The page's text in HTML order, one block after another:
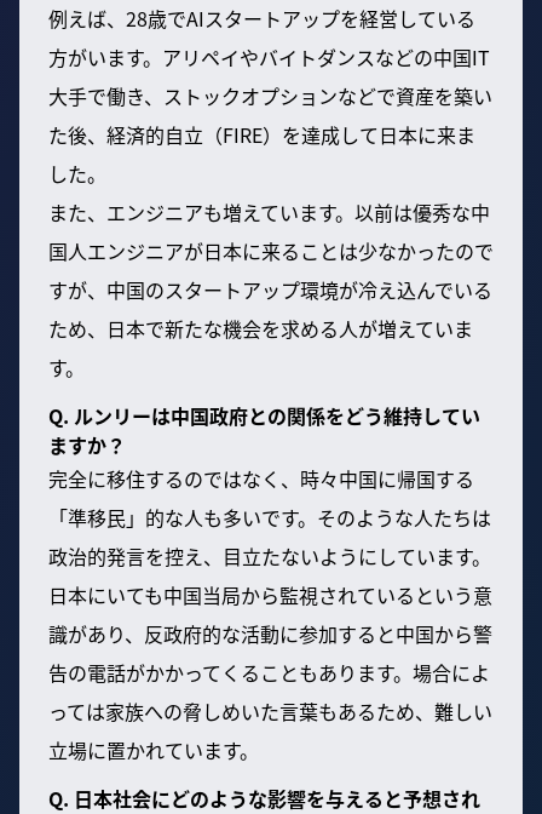
例えば、28歳でAIスタートアップを経営している
方がいます。アリペイやバイトダンスなどの中国IT
大手で働き、ストックオプションなどで資産を築い
た後、経済的自立（FIRE）を達成して日本に来ま
した。
また、エンジニアも増えています。以前は優秀な中
国人エンジニアが日本に来ることは少なかったので
すが、中国のスタートアップ環境が冷え込んでいる
ため、日本で新たな機会を求める人が増えていま
す。
Q. ルンリーは中国政府との関係をどう維持してい
ますか？
完全に移住するのではなく、時々中国に帰国する
「準移民」的な人も多いです。そのような人たちは
政治的発言を控え、目立たないようにしています。
日本にいても中国当局から監視されているという意
識があり、反政府的な活動に参加すると中国から警
告の電話がかかってくることもあります。場合によ
っては家族への脅しめいた言葉もあるため、難しい
立場に置かれています。
Q. 日本社会にどのような影響を与えると予想され